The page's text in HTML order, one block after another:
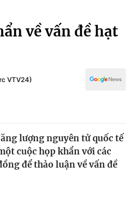
về vấn đề hạt
VTV24)
lượng nguyên tử quốc tế
cuộc họp khẩn với các
để thảo luận về vấn đề